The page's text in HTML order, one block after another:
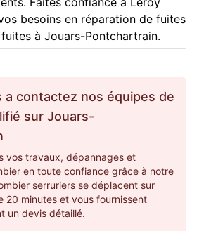
besoins en réparation de fuites
à Jouars-Pontchartrain.
a contactez nos équipes de
sur Jouars-
vos travaux, dépannages et
en toute confiance grâce à notre
serruriers se déplacent sur
20 minutes et vous fournissent
un devis détaillé.